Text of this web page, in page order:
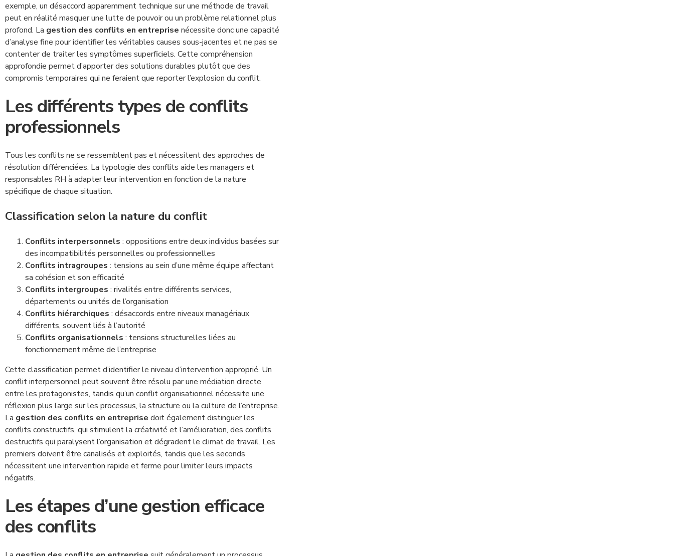
exemple, un désaccord apparemment technique sur une méthode de travail
peut en réalité masquer une lutte de pouvoir ou un problème relationnel plus
profond. La gestion des conflits en entreprise nécessite donc une capacité
d’analyse fine pour identifier les véritables causes sous-jacentes et ne pas se
contenter de traiter les symptômes superficiels. Cette compréhension
approfondie permet d’apporter des solutions durables plutôt que des
compromis temporaires qui ne feraient que reporter l’explosion du conflit.
Les différents types de conflits
professionnels
Tous les conflits ne se ressemblent pas et nécessitent des approches de
résolution différenciées. La typologie des conflits aide les managers et
responsables RH à adapter leur intervention en fonction de la nature
spécifique de chaque situation.
Classification selon la nature du conflit
Conflits interpersonnels : oppositions entre deux individus basées sur
des incompatibilités personnelles ou professionnelles
Conflits intragroupes : tensions au sein d’une même équipe affectant
sa cohésion et son efficacité
Conflits intergroupes : rivalités entre différents services,
départements ou unités de l’organisation
Conflits hiérarchiques : désaccords entre niveaux managériaux
différents, souvent liés à l’autorité
Conflits organisationnels : tensions structurelles liées au
fonctionnement même de l’entreprise
Cette classification permet d’identifier le niveau d’intervention approprié. Un
conflit interpersonnel peut souvent être résolu par une médiation directe
entre les protagonistes, tandis qu’un conflit organisationnel nécessite une
réflexion plus large sur les processus, la structure ou la culture de l’entreprise.
La gestion des conflits en entreprise doit également distinguer les
conflits constructifs, qui stimulent la créativité et l’amélioration, des conflits
destructifs qui paralysent l’organisation et dégradent le climat de travail. Les
premiers doivent être canalisés et exploités, tandis que les seconds
nécessitent une intervention rapide et ferme pour limiter leurs impacts
négatifs.
Les étapes d’une gestion efficace
des conflits